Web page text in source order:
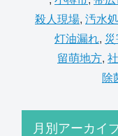
殺人現場, 汚水
灯油漏れ, 災
留萌地方,
除
月別アーカイ